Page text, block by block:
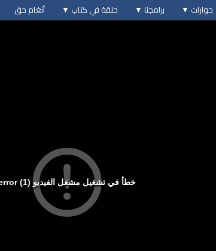
حوارات ▼ برامجنا ▼ حلقة في كتاب ▼ أنغام حق
خطأ في تشغيل مشغل الفيديو (1) error